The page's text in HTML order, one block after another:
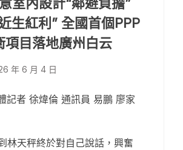
生紅利” 全國首個PPP
項目落地廣州白云
年 6 月 4 日
記者 徐煒倫 通訊員 易鵬 廖家
林天秤終於對自己說話，興奮